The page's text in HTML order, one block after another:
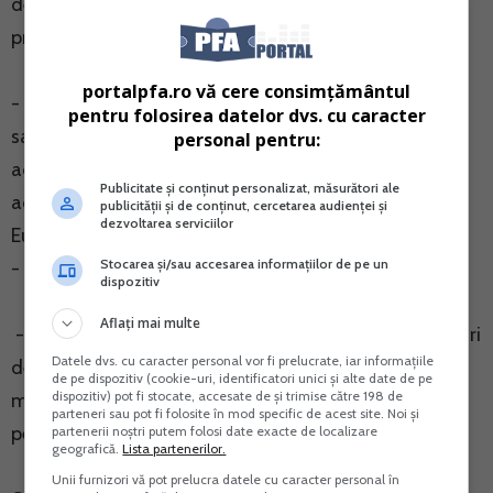
precedent - formularul 400
- Declaratia informativa privind veniturile de natura
salariala sau asimilate salariilor, inclusiv remuneratiile
administratorilor si ale altor persoane asimilate
acestora, rezidenti ai altor state membre ale Uniunii
Europene, realizate in Romania pentru anul precedent
- formularul 402
- Declaratia informativa privind produsele de asigurari
de viata contractate de rezidenti ai altor state
membre ale Uniunii Europene pe teritoriul Romaniei
pentru anul precedent - formularul 403
portalpfa.ro vă cere consimțământul
pentru folosirea datelor dvs. cu caracter
personal pentru:
Publicitate și conținut personalizat, măsurători ale
publicității și de conținut, cercetarea audienței și
dezvoltarea serviciilor
Stocarea și/sau accesarea informațiilor de pe un
dispozitiv
Aflați mai multe
Datele dvs. cu caracter personal vor fi prelucrate, iar informațiile
de pe dispozitiv (cookie-uri, identificatori unici și alte date de pe
dispozitiv) pot fi stocate, accesate de și trimise către 198 de
parteneri sau pot fi folosite în mod specific de acest site. Noi și
partenerii noștri putem folosi date exacte de localizare
geografică.Lista partenerilor.
Unii furnizori vă pot prelucra datele cu caracter personal în